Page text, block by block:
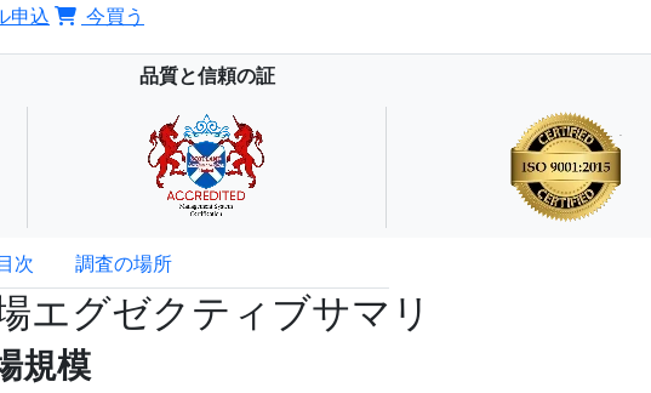
申込 今買う
品質と信頼の証
次 調査の場所
エグゼクティブサマリ
規模